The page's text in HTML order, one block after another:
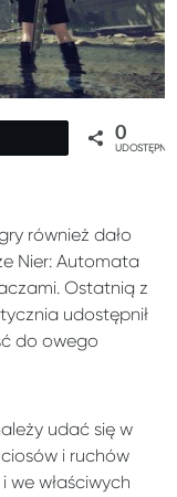
0
również dało
Nier: Automata
Ostatnią z
udostępnił
do owego
udać się w
i ruchów
we właściwych